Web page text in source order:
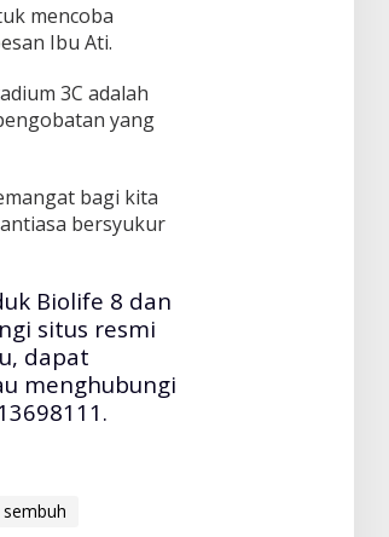
mencoba
Ibu Ati.
3C adalah
yang
bagi kita
bersyukur
Biolife 8 dan
situs resmi
dapat
menghubungi
sembuh